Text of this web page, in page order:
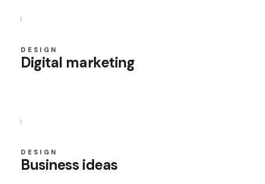
DESIGN
Digital marketing
DESIGN
Business ideas